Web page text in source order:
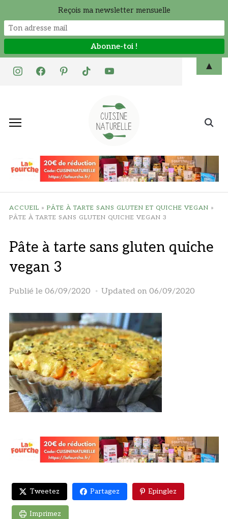
instagramfacebookpinteresttiktok youtube
Search
ACCUEIL » PÂTE À TARTE SANS GLUTEN ET QUICHE VEGAN »
PÂTE À TARTE SANS GLUTEN QUICHE VEGAN 3
Pâte à tarte sans gluten quiche
vegan 3
Publié le 06/09/2020 Updated on 06/09/2020
Tweetez Partagez Epinglez
Imprimez
Reçois ma newsletter mensuelle
▲